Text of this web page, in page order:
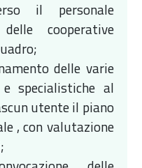
il personale
cooperative
delle varie
specialistiche al
utente il piano
, con valutazione